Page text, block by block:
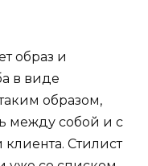
образ и
в виде
образом,
между собой и с
Стилист